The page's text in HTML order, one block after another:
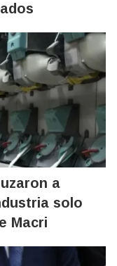
a
solo
Macri